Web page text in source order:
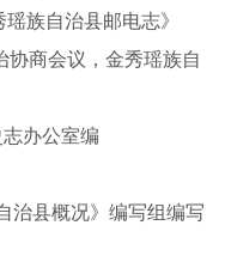
族自治县邮电志》
协商会议，金秀瑶族自
办公室编
治县概况》编写组编写